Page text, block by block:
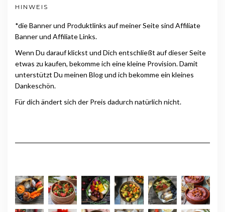
HINWEIS
*die Banner und Produktlinks auf meiner Seite sind Affiliate
Banner und Affiliate Links.
Wenn Du darauf klickst und Dich entschließt auf dieser Seite
etwas zu kaufen, bekomme ich eine kleine Provision. Damit
unterstützt Du meinen Blog und ich bekomme ein kleines
Dankeschön.
Für dich ändert sich der Preis dadurch natürlich nicht.